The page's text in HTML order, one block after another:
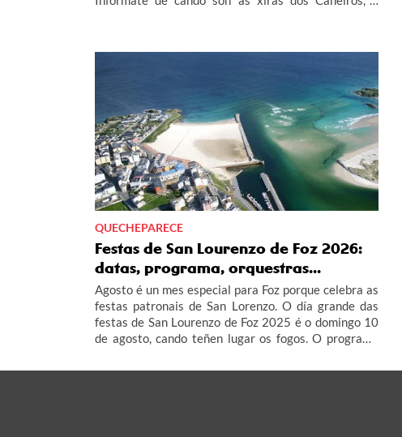
QUECHEPARECE
Festas de San Lourenzo de Foz 2026:
datas, programa, orquestras...
Agosto é un mes especial para Foz porque celebra as
festas patronais de San Lorenzo. O día grande das
festas de San Lourenzo de Foz 2025 é o domingo 10
de agosto, cando teñen lugar os fogos. O programa
de agosto, inclúe ademais verbenas e orquestras que